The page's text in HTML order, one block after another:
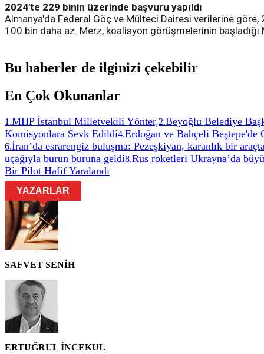
2024'te 229 binin üzerinde başvuru yapıldı
Almanya'da Federal Göç ve Mülteci Dairesi verilerine göre,
100 bin daha az. Merz, koalisyon görüşmelerinin başladığı
Bu haberler de ilginizi çekebilir
En Çok Okunanlar
1 .MHP İstanbul Milletvekili Yönter,2.Beyoğlu Belediye
Komisyonlara Sevk Edildi4.Erdoğan ve Bahçeli
6.İran’da esrarengiz buluşma: Pezeşkiyan, karanlık bir
uçağıyla burun buruna geldi8.Rus roketleri Ukrayna’da
Bir Pilot Hafif Yaralandı
YAZARLAR
SAFVET SENİH
ERTUĞRUL İNCEKUL